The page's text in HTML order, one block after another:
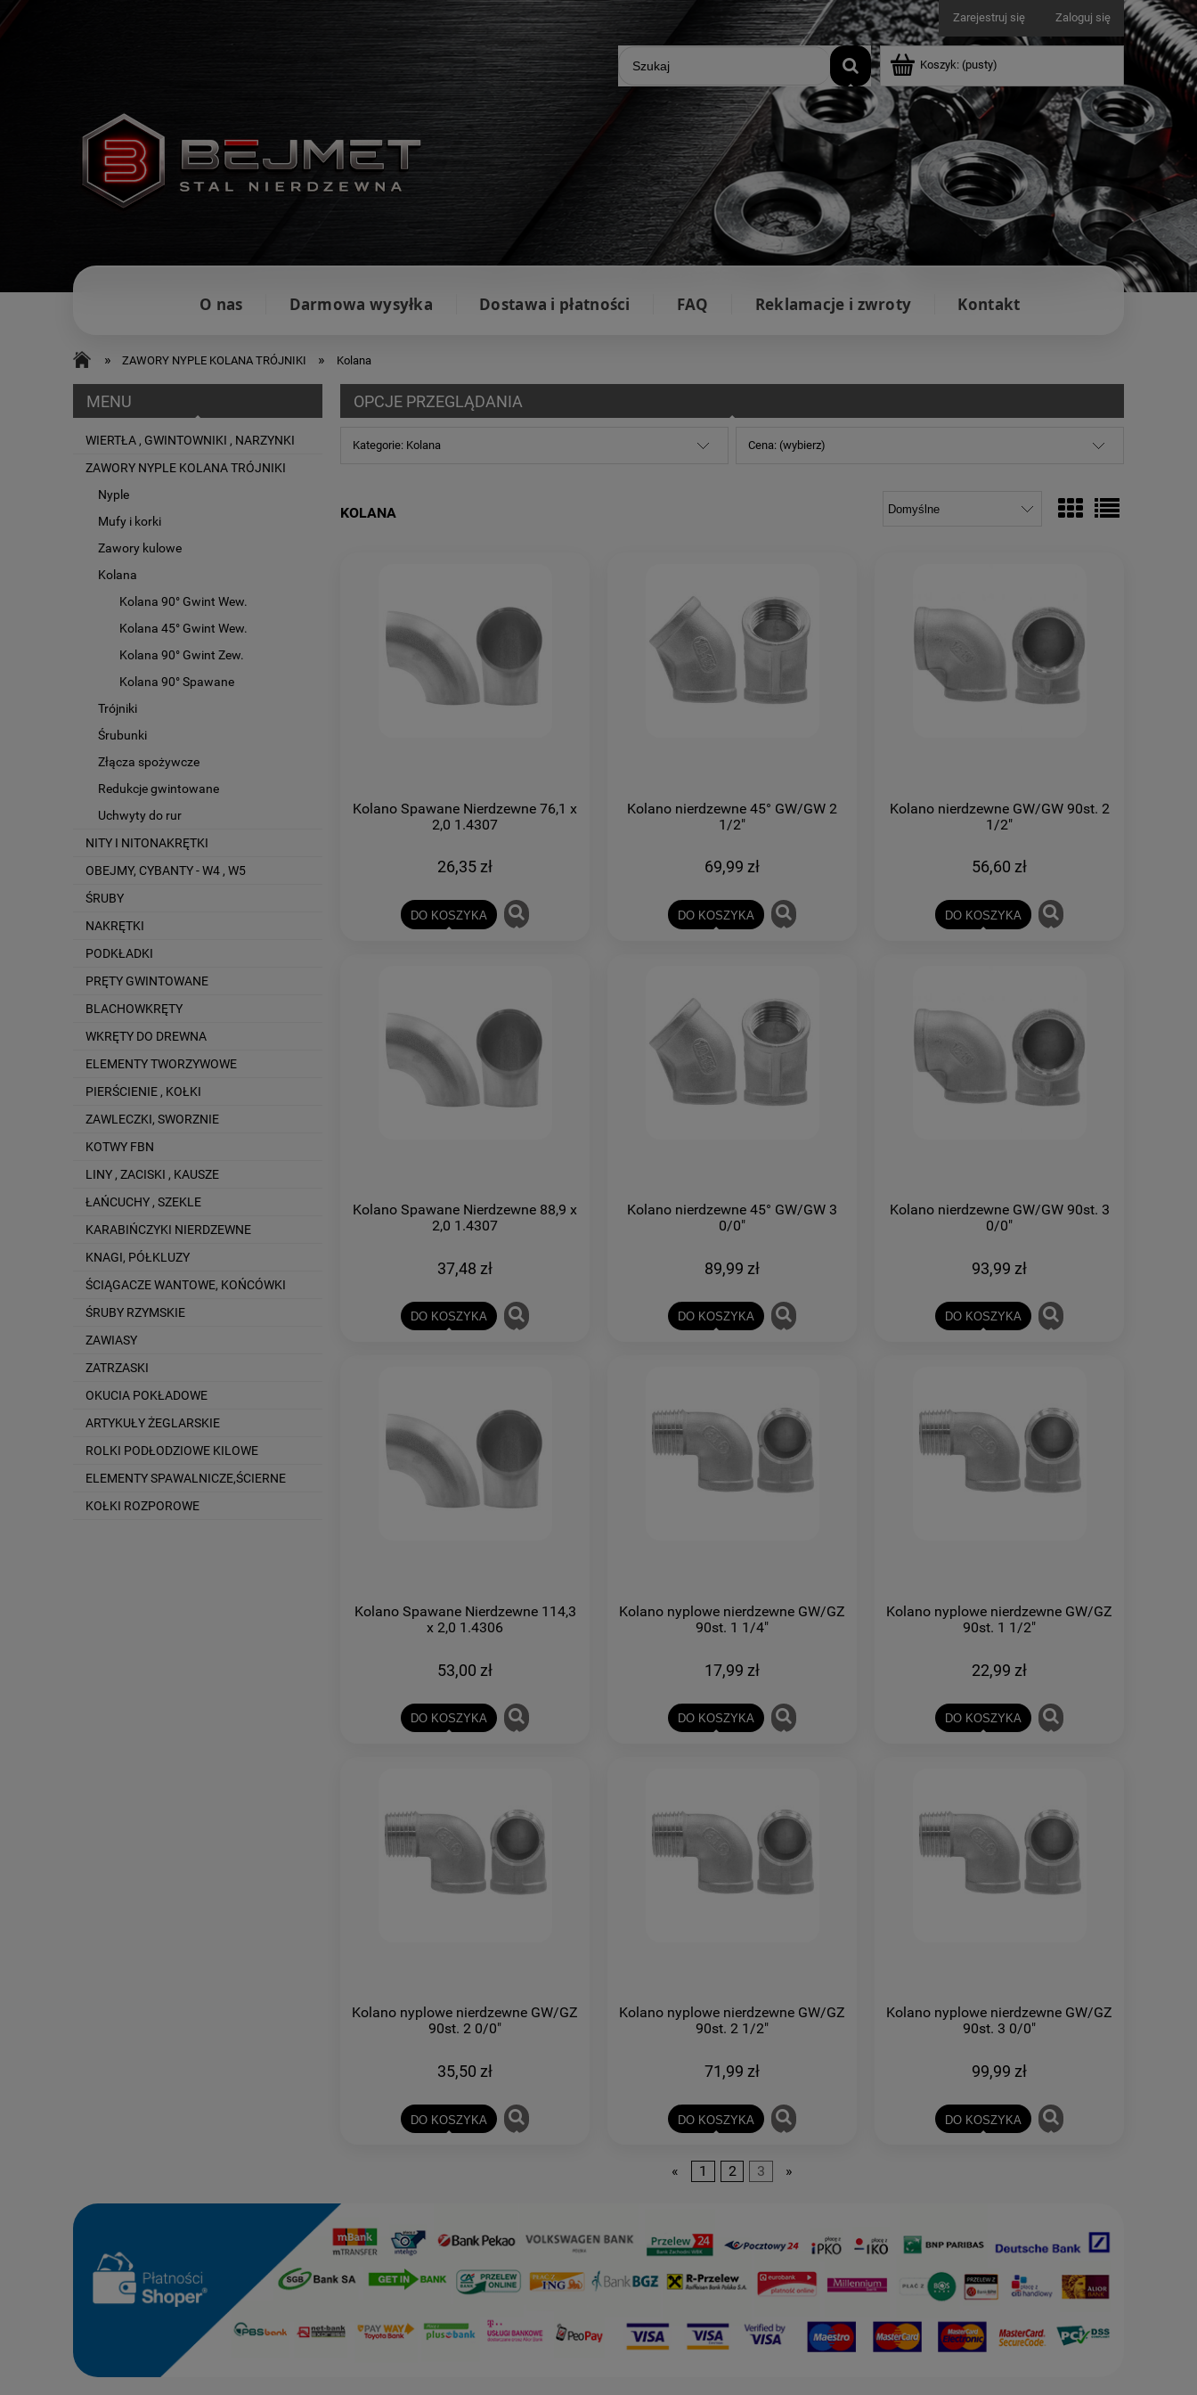
Zarejestruj się Zaloguj się
Koszyk: (pusty)
O nas Darmowa wysyłka Dostawa i płatności FAQ Reklamacje i zwroty Kontakt
» ZAWORY NYPLE KOLANA TRÓJNIKI » Kolana
MENU
WIERTŁA , GWINTOWNIKI , NARZYNKI
ZAWORY NYPLE KOLANA TRÓJNIKI
Nyple
Mufy i korki
Zawory kulowe
Kolana
Kolana 90° Gwint Wew.
Kolana 45° Gwint Wew.
Kolana 90° Gwint Zew.
Kolana 90° Spawane
Trójniki
Śrubunki
Złącza spożywcze
Redukcje gwintowane
Uchwyty do rur
NITY I NITONAKRĘTKI
OBEJMY, CYBANTY - W4 , W5
ŚRUBY
NAKRĘTKI
PODKŁADKI
PRĘTY GWINTOWANE
BLACHOWKRĘTY
WKRĘTY DO DREWNA
ELEMENTY TWORZYWOWE
PIERŚCIENIE , KOŁKI
ZAWLECZKI, SWORZNIE
KOTWY FBN
LINY , ZACISKI , KAUSZE
ŁAŃCUCHY , SZEKLE
KARABIŃCZYKI NIERDZEWNE
KNAGI, PÓŁKLUZY
ŚCIĄGACZE WANTOWE, KOŃCÓWKI
ŚRUBY RZYMSKIE
ZAWIASY
ZATRZASKI
OKUCIA POKŁADOWE
ARTYKUŁY ŻEGLARSKIE
ROLKI PODŁODZIOWE KILOWE
ELEMENTY SPAWALNICZE,ŚCIERNE
KOŁKI ROZPOROWE
OPCJE PRZEGLĄDANIA
Kategorie: Kolana Cena: (wybierz)
KOLANA
Kolano Spawane Nierdzewne 76,1 x
2,0 1.4307
26,35 zł
DO KOSZYKA
Kolano nierdzewne 45° GW/GW 2
1/2"
69,99 zł
DO KOSZYKA
Kolano nierdzewne GW/GW 90st. 2
1/2"
56,60 zł
DO KOSZYKA
Kolano Spawane Nierdzewne 88,9 x
2,0 1.4307
37,48 zł
DO KOSZYKA
Kolano nierdzewne 45° GW/GW 3
0/0"
89,99 zł
DO KOSZYKA
Kolano nierdzewne GW/GW 90st. 3
0/0"
93,99 zł
DO KOSZYKA
Kolano Spawane Nierdzewne 114,3
x 2,0 1.4306
53,00 zł
DO KOSZYKA
Kolano nyplowe nierdzewne GW/GZ
90st. 1 1/4"
17,99 zł
DO KOSZYKA
Kolano nyplowe nierdzewne GW/GZ
90st. 1 1/2"
22,99 zł
DO KOSZYKA
Kolano nyplowe nierdzewne GW/GZ
90st. 2 0/0"
35,50 zł
DO KOSZYKA
Kolano nyplowe nierdzewne GW/GZ
90st. 2 1/2"
71,99 zł
DO KOSZYKA
Kolano nyplowe nierdzewne GW/GZ
90st. 3 0/0"
99,99 zł
DO KOSZYKA
« 1 2 3 »